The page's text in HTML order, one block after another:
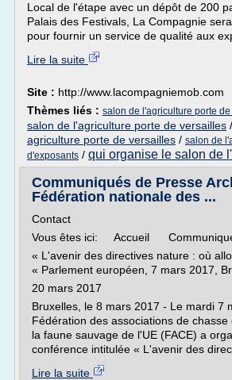
Local de l'étape avec un dépôt de 200
Palais des Festivals, La Compagnie
pour fournir un service de qualité aux
Lire la suite
Site : http://www.lacompagniemob.com
Thèmes liés : salon de l'agriculture porte
salon de l'agriculture porte de versailles /
agriculture porte de versailles / salon de
d'exposants / qui organise le salon de
Communiqués de Presse
Fédération nationale des ...
Contact
Vous êtes ici: Accueil
« L'avenir des directives nature : où
« Parlement européen, 7 mars 2017,
20 mars 2017
Bruxelles, le 8 mars 2017 - Le mardi 7
Fédération des associations de
la faune sauvage de l'UE (FACE) a
conférence intitulée « L'avenir des
Lire la suite